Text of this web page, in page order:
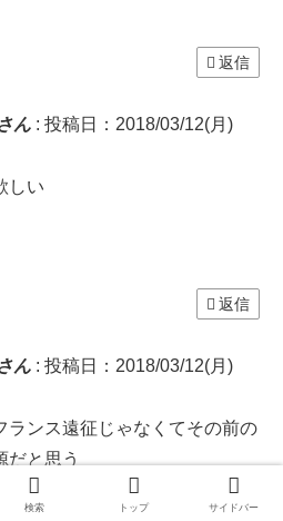
返信
ん : 投稿日：2018/03/12(月)
しい
返信
ん : 投稿日：2018/03/12(月)
ランス遠征じゃなくてその前の
だと思う
後足ガタガタ震えてたって普通
検索 トップ サイドバー